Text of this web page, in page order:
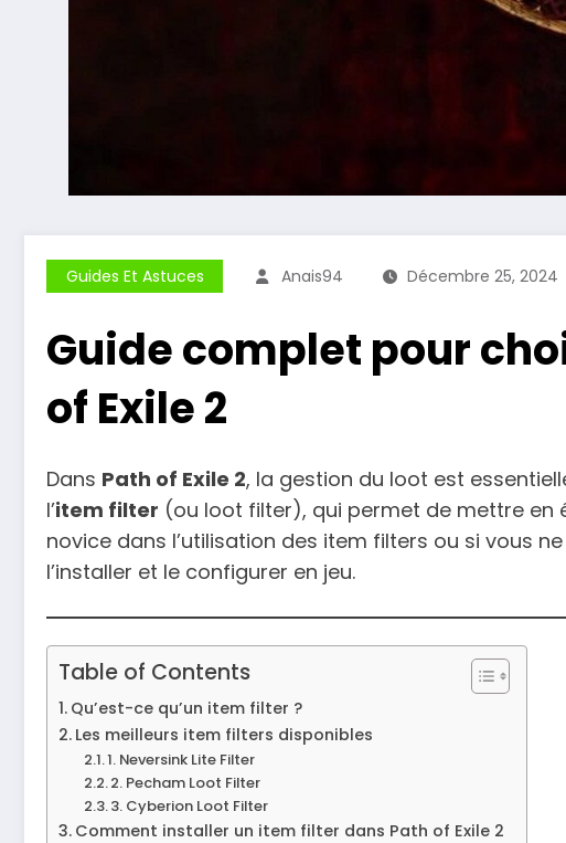
Guides Et Astuces Anais94 Décembre 25, 2024
Guide complet pour
of Exile 2
Dans Path of Exile 2, la gestion du loot est
l’item filter (ou loot filter), qui permet de mettre en
novice dans l’utilisation des item filters ou si vous
l’installer et le configurer en jeu.
Table of Contents
Qu’est-ce qu’un item filter ?
Les meilleurs item filters disponibles
1. Neversink Lite Filter
2. Pecham Loot Filter
3. Cyberion Loot Filter
Comment installer un item filter dans Path of Exile 2